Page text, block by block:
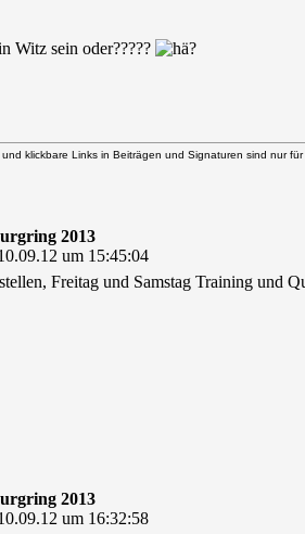
Witz sein oder?????
klickbare Links in Beiträgen und Signaturen sind nur
2013
um 15:45:04
Freitag und Samstag Training und
2013
um 16:32:58